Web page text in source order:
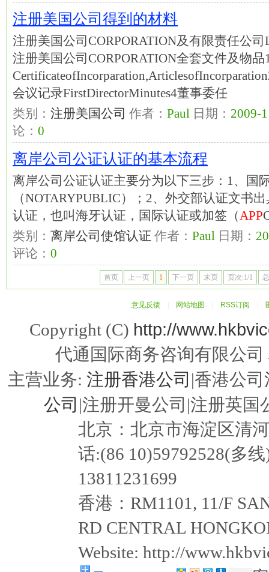
注册美国公司得到的材料
注册美国公司CORPORATION及有限责任公
注册美国公司CORPORATION全套文件及物
会议记录FirstDirectorMinutes4董事委任
类别： 注册美国公司 作者： Paul 日期： 2009-
论： 0
离岸公司公证认证的基本流程
离岸公司公证认证主要分为以下三步：1、国
（NOTARYPUBLIC）；2、外交部认证文书
认证，也叫海牙认证，国际认证或加签（APP
类别： 离岸公司使馆认证 作者： Paul 日期：
评论： 0
首页 上一页 1 下一页 末页 页次:1/1
意见反馈 网站地图 RSS订阅
Copyright (C) http://
代通国际商务咨询有限公
主营业务: 注册香港公司 |香港公
公司 |注册开曼公司|注册英
北京：北京市海淀区清
话:(86 10)59792528(多
13811231699
香港：RM1101, 11/F
RD CENTRAL
Website: http://